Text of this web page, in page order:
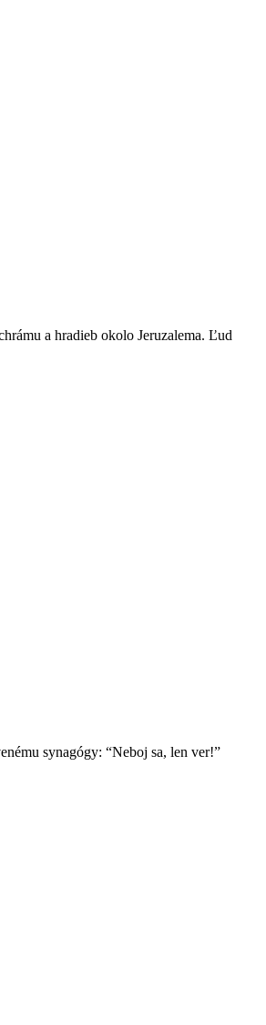
a hradieb okolo Jeruzalema. Ľud
synagógy: “Neboj sa, len ver!”